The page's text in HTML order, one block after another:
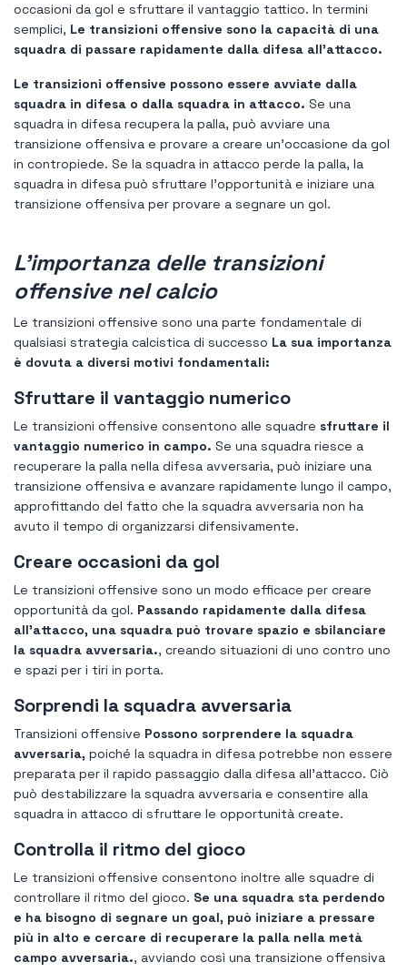
occasioni da gol e sfruttare il vantaggio tattico. In termini
semplici, Le transizioni offensive sono la capacità di una
squadra di passare rapidamente dalla difesa all'attacco.
Le transizioni offensive possono essere avviate dalla
squadra in difesa o dalla squadra in attacco. Se una
squadra in difesa recupera la palla, può avviare una
transizione offensiva e provare a creare un'occasione da gol
in contropiede. Se la squadra in attacco perde la palla, la
squadra in difesa può sfruttare l'opportunità e iniziare una
transizione offensiva per provare a segnare un gol.
L'importanza delle transizioni
offensive nel calcio
Le transizioni offensive sono una parte fondamentale di
qualsiasi strategia calcistica di successo La sua importanza
è dovuta a diversi motivi fondamentali:
Sfruttare il vantaggio numerico
Le transizioni offensive consentono alle squadre sfruttare il
vantaggio numerico in campo. Se una squadra riesce a
recuperare la palla nella difesa avversaria, può iniziare una
transizione offensiva e avanzare rapidamente lungo il campo,
approfittando del fatto che la squadra avversaria non ha
avuto il tempo di organizzarsi difensivamente.
Creare occasioni da gol
Le transizioni offensive sono un modo efficace per creare
opportunità da gol. Passando rapidamente dalla difesa
all'attacco, una squadra può trovare spazio e sbilanciare
la squadra avversaria., creando situazioni di uno contro uno
e spazi per i tiri in porta.
Sorprendi la squadra avversaria
Transizioni offensive Possono sorprendere la squadra
avversaria, poiché la squadra in difesa potrebbe non essere
preparata per il rapido passaggio dalla difesa all'attacco. Ciò
può destabilizzare la squadra avversaria e consentire alla
squadra in attacco di sfruttare le opportunità create.
Controlla il ritmo del gioco
Le transizioni offensive consentono inoltre alle squadre di
controllare il ritmo del gioco. Se una squadra sta perdendo
e ha bisogno di segnare un goal, può iniziare a pressare
più in alto e cercare di recuperare la palla nella metà
campo avversaria., avviando così una transizione offensiva